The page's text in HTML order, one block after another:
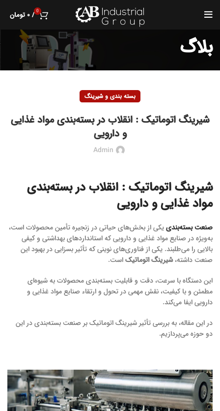
0
/۰ تومان
بلاگ
بسته بندی و شیرینگ
شیرینگ اتوماتیک : انقلاب در بسته‌بندی مواد غذایی
و دارویی
Admin
شیرینگ اتوماتیک : انقلاب در بسته‌بندی
مواد غذایی و دارویی
صنعت بسته‌بندییکی از بخش‌های حیاتی در زنجیره تأمین محصولات است،
به‌ویژه در صنایع مواد غذایی و دارویی که استانداردهای بهداشتی و کیفی
بالایی را می‌طلبند. یکی از فناوری‌های نوینی که تأثیر بسزایی در بهبود این
صنعت داشته،شیرینگ اتوماتیکاست.
این دستگاه با سرعت، دقت و قابلیت بسته‌بندی محصولات به شیوه‌ای
مطمئن و با کیفیت، نقش مهمی در تحول و ارتقاء صنایع مواد غذایی و
دارویی ایفا می‌کند.
در این مقاله، به بررسی تأثیر شیرینگ اتوماتیک بر صنعت بسته‌بندی در این
دو حوزه می‌پردازیم.